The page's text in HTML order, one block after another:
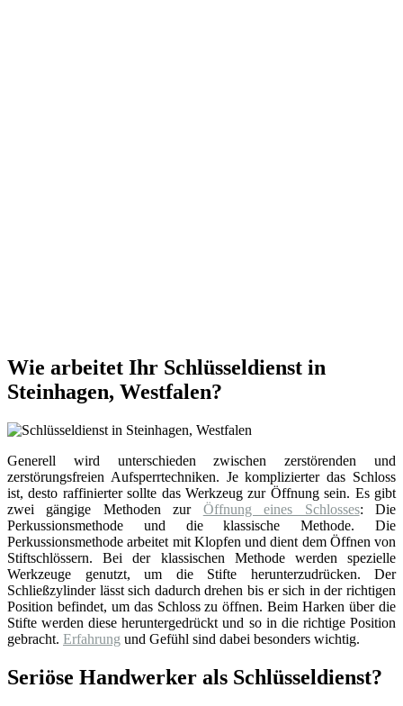
Wie arbeitet Ihr Schlüsseldienst in
Steinhagen, Westfalen?
Generell wird unterschieden zwischen zerstörenden und
zerstörungsfreien Aufsperrtechniken. Je komplizierter das Schloss
ist, desto raffinierter sollte das Werkzeug zur Öffnung sein. Es gibt
zwei gängige Methoden zur Öffnung eines Schlosses: Die
Perkussionsmethode und die klassische Methode. Die
Perkussionsmethode arbeitet mit Klopfen und dient dem Öffnen von
Stiftschlössern. Bei der klassischen Methode werden spezielle
Werkzeuge genutzt, um die Stifte herunterzudrücken. Der
Schließzylinder lässt sich dadurch drehen bis er sich in der richtigen
Position befindet, um das Schloss zu öffnen. Beim Harken über die
Stifte werden diese heruntergedrückt und so in die richtige Position
gebracht. Erfahrung und Gefühl sind dabei besonders wichtig.
Seriöse Handwerker als Schlüsseldienst?